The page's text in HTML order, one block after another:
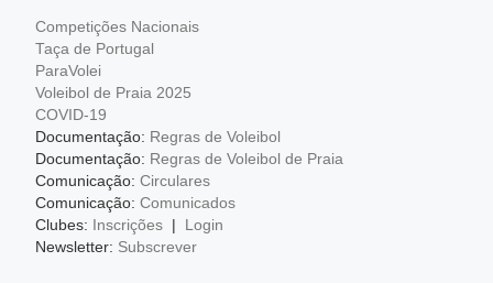
Competições Nacionais
Taça de Portugal
ParaVolei
Voleibol de Praia 2025
COVID-19
Documentação: Regras de Voleibol
Documentação: Regras de Voleibol de Praia
Comunicação: Circulares
Comunicação: Comunicados
Clubes: Inscrições|
Login
Newsletter: Subscrever